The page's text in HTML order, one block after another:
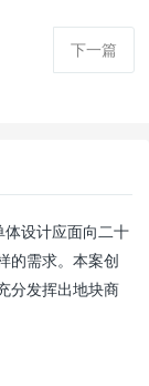
下一篇
体设计应面向二十
的需求。本案创
分发挥出地块商